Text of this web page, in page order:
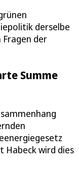
derselbe
Fragen der
Summe
Habeck wird dies